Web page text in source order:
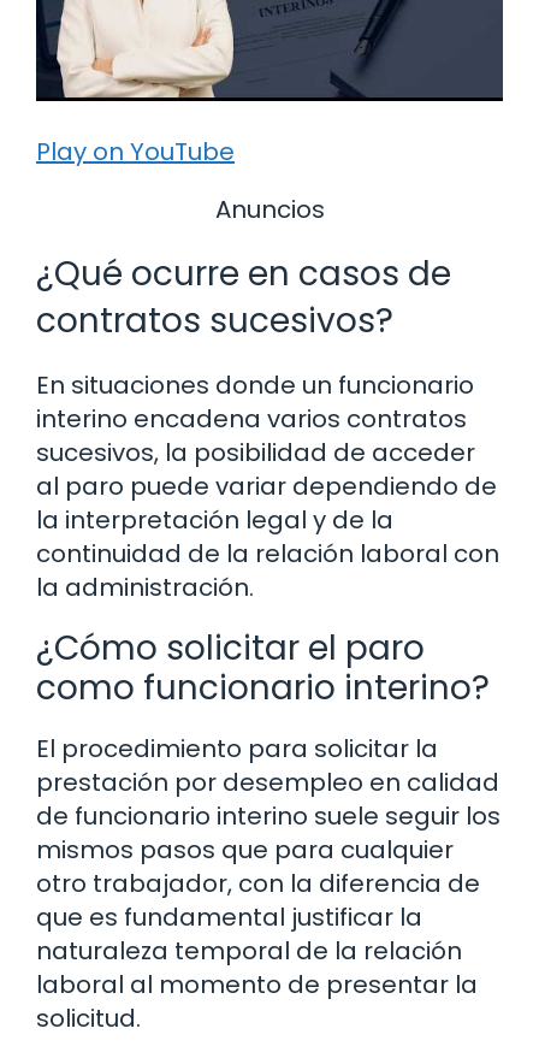
Play on YouTube
Anuncios
¿Qué ocurre en casos de
contratos sucesivos?
En situaciones donde un funcionario
interino encadena varios contratos
sucesivos, la posibilidad de acceder
al paro puede variar dependiendo de
la interpretación legal y de la
continuidad de la relación laboral con
la administración.
¿Cómo solicitar el paro
como funcionario interino?
El procedimiento para solicitar la
prestación por desempleo en calidad
de funcionario interino suele seguir los
mismos pasos que para cualquier
otro trabajador, con la diferencia de
que es fundamental justificar la
naturaleza temporal de la relación
laboral al momento de presentar la
solicitud.